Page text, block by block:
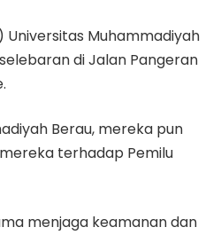
Universitas Muhammadiyah
di Jalan Pangeran
Berau, mereka pun
terhadap Pemilu
menjaga keamanan dan